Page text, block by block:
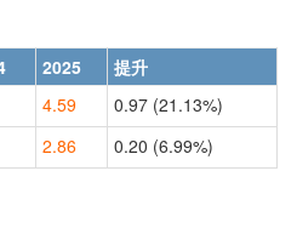
2025
提升
4.59
0.97 (21.13%)
2.86 0.20 (6.99%)